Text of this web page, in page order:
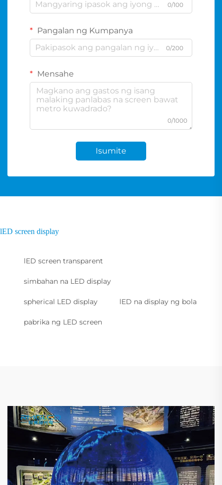
0/100
Pangalan ng Kumpanya
0/200
Mensahe
0/1000
Isumite
lED screen display
lED screen transparent
simbahan na LED display
spherical LED display lED na display ng bola
pabrika ng LED screen